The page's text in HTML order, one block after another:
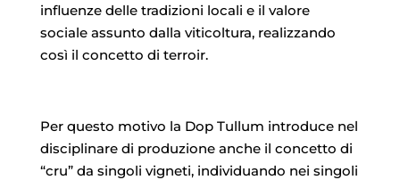
influenze delle tradizioni locali e il valore
sociale assunto dalla viticoltura, realizzando
così il concetto di terroir.
Per questo motivo la Dop Tullum introduce nel
disciplinare di produzione anche il concetto di
“cru” da singoli vigneti, individuando nei singoli